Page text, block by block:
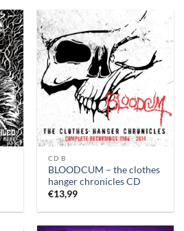
CD B
BLOODCUM – the clothes
hanger chronicles CD
€13,99